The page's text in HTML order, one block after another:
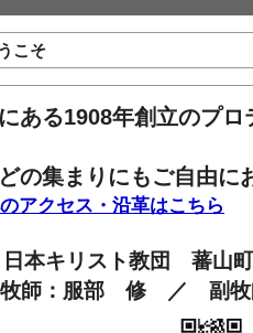
こそ
ある1908年創立のプ
の集まりにもご自由に
アクセス・沿革はこちら
日本キリスト教団 蕃山
牧師：服部 修 ／ 副牧